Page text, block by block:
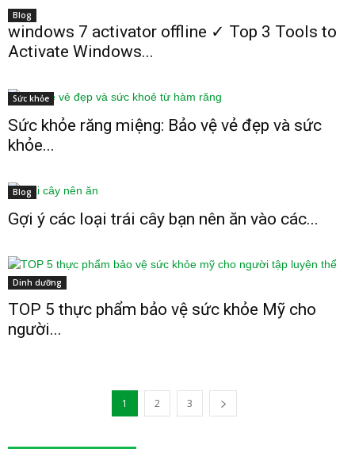
Blog
windows 7 activator offline ✓ Top 3 Tools to
Activate Windows...
Sức khỏe
Sức khỏe răng miệng: Bảo vệ vẻ đẹp và sức
khỏe...
Blog
Gợi ý các loại trái cây bạn nên ăn vào các...
Dinh dưỡng
TOP 5 thực phẩm bảo vệ sức khỏe Mỹ cho
người...
1 2 3